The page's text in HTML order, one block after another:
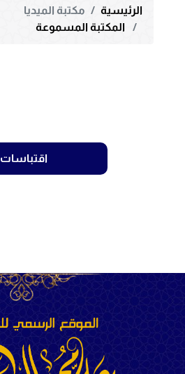
الرئيسية
مكتبة الميديا
المكتبة المسموعة
اقتباسات